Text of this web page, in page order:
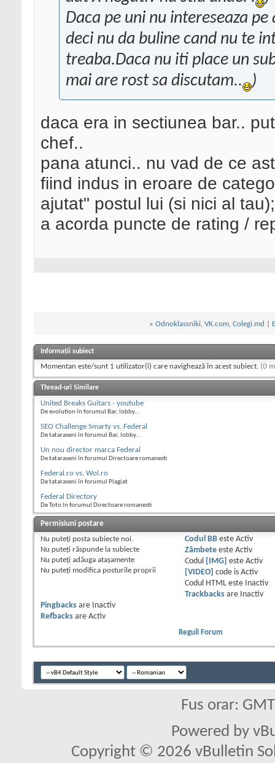
Daca pe uni nu intereseaza
deci nu da buline cand nu te
treaba.Daca nu iti place un
mai are rost sa discutam..
)
daca era in sectiunea bar..
chef..
pana atunci.. nu vad de ce
fiind indus in eroare de
ajutat" postul lui (si nici al
a acorda puncte de rating /
« Odnoklassniki, VK.com, Colegi.md
Informații subiect
Momentan este/sunt 1 utilizator(i) care navighează în acest subiect. (0
Thread-uri Similare
United Breaks Guitars - youtube
De evolution în forumul Bar, lobby...
SEO Challenge Smarty vs. Federal
De tataraseni în forumul Bar, lobby...
Un nou director marca Federal
De tataraseni în forumul Directoare romanesti
Federal.ro vs. Wol.ro
De tataraseni în forumul Plagiat
Federal Directory
De Toto în forumul Directoare romanesti
Permisiuni postare
Nu puteţi posta subiecte noi.
Nu puteţi răspunde la subiecte
Nu puteţi adăuga ataşamente
Nu puteţi modifica posturile proprii
Codul BBeste Activ
Zâmbeteeste Activ
Codul
[IMG] este Activ
[VIDEO] code is Activ
Codul HTML este
Inactiv
Trackbacksare
Inactiv
Pingbacks are
Inactiv
Refbacks are Activ
Reguli Forum
Fus orar:
Powered by
Copyright © 2026 vBulletin